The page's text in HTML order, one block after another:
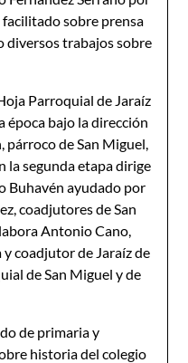
facilitado sobre prensa
diversos trabajos sobre
Parroquial de Jaraíz
época bajo la dirección
párroco de San Miguel,
la segunda etapa dirige
Buhavén ayudado por
coadjutores de San
Antonio Cano,
y coadjutor de Jaraíz de
de San Miguel y de
de primaria y
historia del colegio